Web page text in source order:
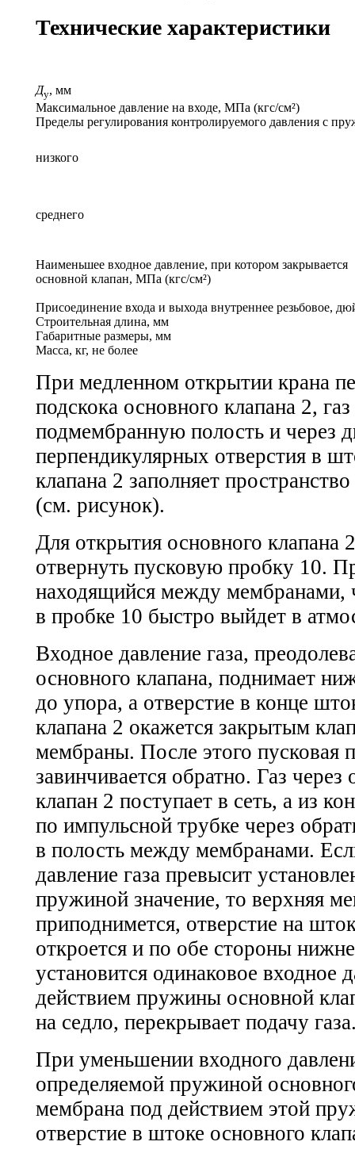
Технические характеристики
Ду, мм
Максимальное давление на входе, МПа (кгс/см²)
Пределы регулирования контролируемого давления с
низкого
среднего
Наименьшее входное давление, при котором закрывается
основной клапан, МПа (кгс/см²)
Присоединение входа и выхода внутреннее резьбовое,
Строительная длина, мм
Габаритные размеры, мм
Масса, кг, не более
При медленном открытии крана
подскока основного клапана 2,
подмембранную полость и через
перпендикулярных отверстия в
клапана 2 заполняет
(см. рисунок).
Для открытия основного клапана
отвернуть пусковую пробку 10.
находящийся между мембранами,
в пробке 10 быстро выйдет в
Входное давление газа,
основного клапана, поднимает
до упора, а отверстие в конце
клапана 2 окажется закрытым
мембраны. После этого пусковая
завинчивается обратно. Газ
клапан 2 поступает в сеть, а из
по импульсной трубке через
в полость между мембранами.
давление газа превысит
пружиной значение, то верхняя
приподнимется, отверстие на
откроется и по обе стороны
установится одинаковое входное
действием пружины основной
на седло, перекрывает подачу
При уменьшении входного
определяемой пружиной
мембрана под действием этой
отверстие в штоке основного